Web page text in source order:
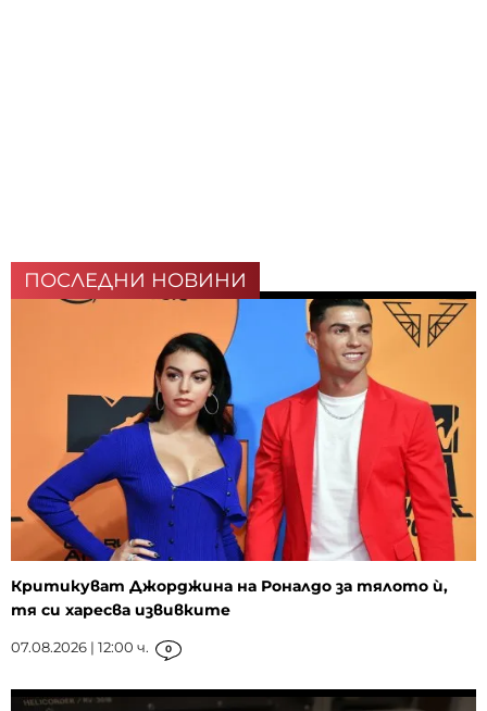
ПОСЛЕДНИ НОВИНИ
Критикуват Джорджина на Роналдо за тялото ѝ,
тя си харесва извивките
07.08.2026 | 12:00 ч. 0